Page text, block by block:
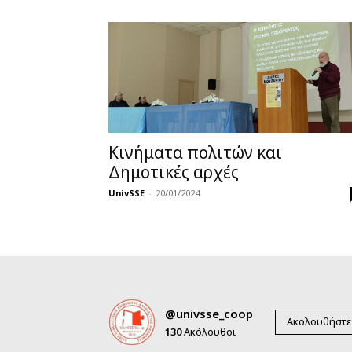
Κινήματα πολιτών και
Δημοτικές αρχές
UnivSSE - 20/01/2024
@univsse_coop
130Ακόλουθοι
Ακολουθήστε